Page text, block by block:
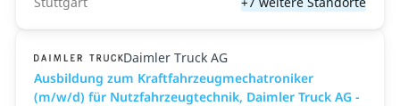
Daimler Truck AG
Ausbildung zum Kraftfahrzeugmechatroniker
(m/w/d) für Nutzfahrzeugtechnik, Daimler Truck AG -